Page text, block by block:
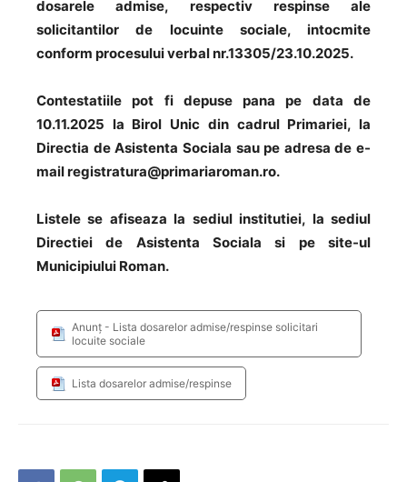
dosarele admise, respectiv respinse ale
solicitantilor de locuinte sociale, intocmite
conform procesului verbal nr.13305/23.10.2025.
Contestatiile pot fi depuse pana pe data de
10.11.2025 la Birol Unic din cadrul Primariei, la
Directia de Asistenta Sociala sau pe adresa de e-
mail registratura@primariaroman.ro.
Listele se afiseaza la sediul institutiei, la sediul
Directiei de Asistenta Sociala si pe site-ul
Municipiului Roman.
Anunţ - Lista dosarelor admise/respinse solicitari
locuite sociale
Lista dosarelor admise/respinse